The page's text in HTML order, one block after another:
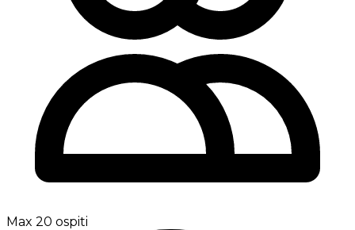
Max 20 ospiti